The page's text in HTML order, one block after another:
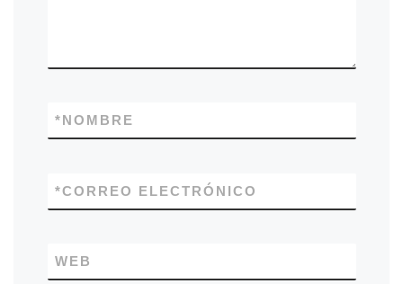
NOMBRE
*
CORREO ELECTRÓNICO
*
WEB